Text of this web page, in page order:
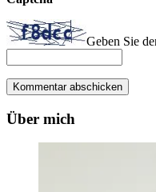
Geben Sie
Über mich